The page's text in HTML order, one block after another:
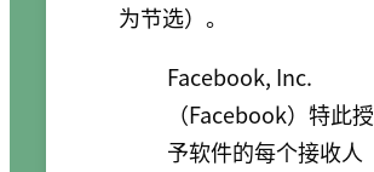
为节选）。
Facebook, Inc.
（Facebook）特此授
予软件的每个接收人